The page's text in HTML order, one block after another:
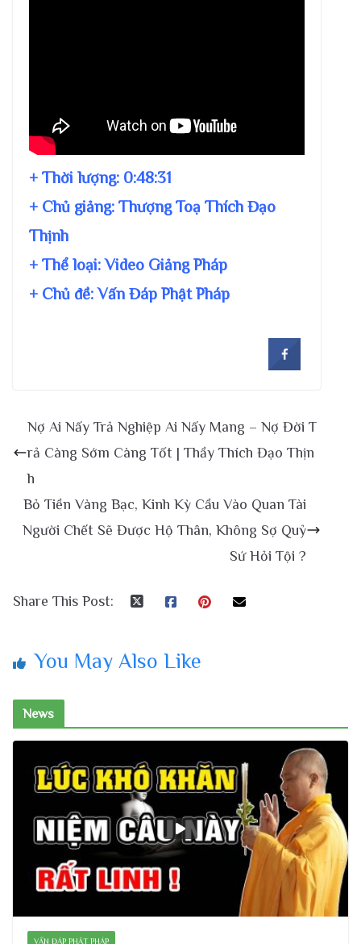
+ Thời lượng: 0:48:31
+ Chủ giảng: Thượng Toạ Thích Đạo
Thịnh
+ Thể loại: Video Giảng Pháp
+ Chủ đề:Vấn Đáp Phật Pháp
Nợ Ai Nấy Trả Nghiệp Ai Nấy Mang – Nợ Đời T
rả Càng Sớm Càng Tốt | Thầy Thích Đạo Thịn
h
Bỏ Tiền Vàng Bạc, Kinh Kỳ Cầu Vào Quan Tài
Người Chết Sẽ Được Hộ Thân, Không Sợ Quỷ
Sứ Hỏi Tội ?
Share This Post:
You May Also Like
News
VẤN ĐÁP PHẬT PHÁP